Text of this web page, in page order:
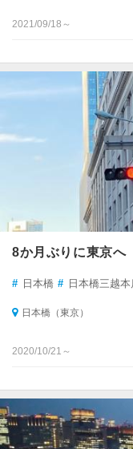
2021/09/18～
8か月ぶりに東京へ
# 日本橋 # 日本橋三越本
日本橋（東京）
2020/10/21～